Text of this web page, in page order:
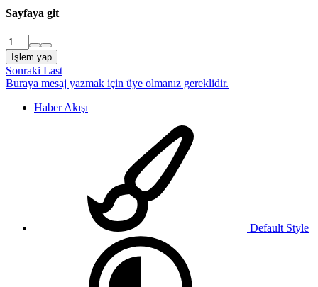
Sayfaya git
İşlem yap
Sonraki Last
Buraya mesaj yazmak için üye olmanız gereklidir.
Haber Akışı
Default Style